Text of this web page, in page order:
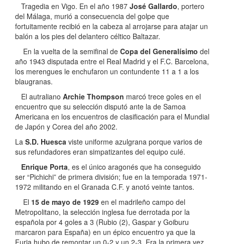
Tragedia en Vigo. En el año 1987 José Gallardo, portero
del Málaga, murió a consecuencia del golpe que
fortuitamente recibió en la cabeza al arrojarse para atajar un
balón a los pies del delantero céltico Baltazar.
En la vuelta de la semifinal de Copa del Generalísimo del
año 1943 disputada entre el Real Madrid y el F.C. Barcelona,
los merengues le enchufaron un contundente 11 a 1 a los
blaugranas.
El autraliano Archie Thompson marcó trece goles en el
encuentro que su selección disputó ante la de Samoa
Americana en los encuentros de clasificación para el Mundial
de Japón y Corea del año 2002.
La S.D. Huesca viste uniforme azulgrana porque varios de
sus refundadores eran simpatizantes del equipo culé.
Enrique Porta, es el único aragonés que ha conseguido
ser “Pichichi” de primera división; fue en la temporada 1971-
1972 militando en el Granada C.F. y anotó veinte tantos.
El 15 de mayo de 1929 en el madrileño campo del
Metropolitano, la selección inglesa fue derrotada por la
española por 4 goles a 3 (Rubio (2), Gaspar y Goiburu
marcaron para España) en un épico encuentro ya que la
Furia hubo de remontar un 0-2 y un 2-3. Era la primera vez